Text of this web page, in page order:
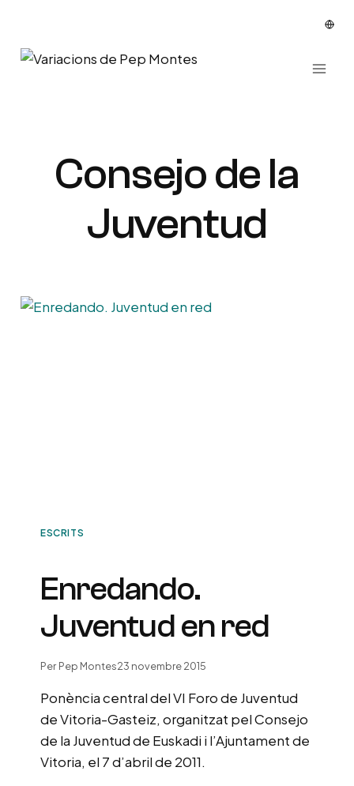
contingut
Consejo de la
Juventud
ESCRITS
Enredando.
Juventud en red
Per Pep Montes23 novembre 2015
Ponència central del VI Foro de Juventud
de Vitoria-Gasteiz, organitzat pel Consejo
de la Juventud de Euskadi i l’Ajuntament de
Vitoria, el 7 d’abril de 2011.